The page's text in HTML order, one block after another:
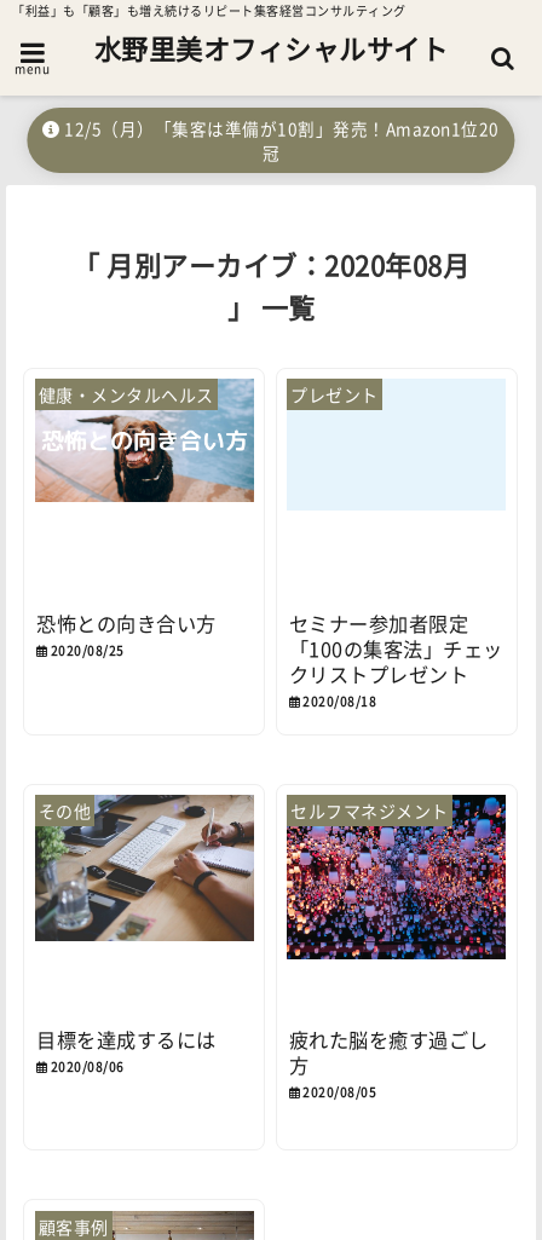
「利益」も「顧客」も増え続けるリピート集客経営コンサルティング
menu
水野里美オフィシャルサイト
12/5（月）「集客は準備が10割」発売！Amazon1位20
冠
「 月別アーカイブ：2020年08月
」 一覧
健康・メンタルヘルス
恐怖との向き合い方
2020/08/25
プレゼント
セミナー参加者限定
「100の集客法」チェッ
クリストプレゼント
2020/08/18
その他
目標を達成するには
2020/08/06
セルフマネジメント
疲れた脳を癒す過ごし
方
2020/08/05
顧客事例